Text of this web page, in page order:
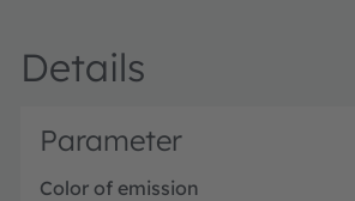
Details
Parameter
Color of emission